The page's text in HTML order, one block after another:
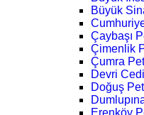
Büyük
Çaybaşı
Çimenlik
Çumra
Devri
Doğuş